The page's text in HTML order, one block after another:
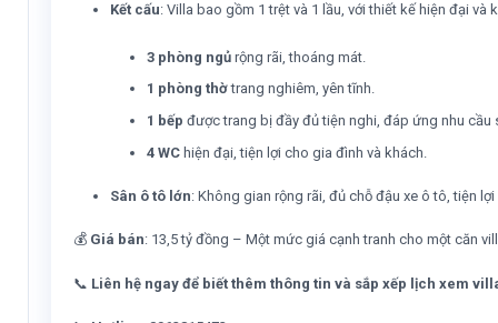
Kết cấu: Villa bao gồm 1 trệt và 1 lầu, với thiết kế hiện đại và
3 phòng ngủ rộng rãi, thoáng mát.
1 phòng thờtrang nghiêm, yên tĩnh.
1 bếp được trang bị đầy đủ tiện nghi, đáp ứng nhu cầu
4 WC hiện đại, tiện lợi cho gia đình và khách.
Sân ô tô lớn: Không gian rộng rãi, đủ chỗ đậu xe ô tô, tiện
💰 Giá bán: 13,5 tỷ đồng – Một mức giá cạnh tranh cho một căn
📞 Liên hệ ngay để biết thêm thông tin và sắp xếp lịch xem